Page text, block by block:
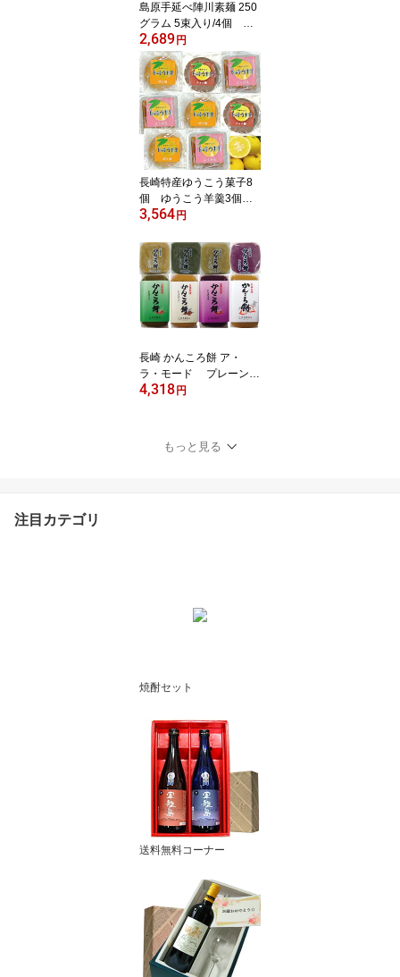
島原手延べ陣川素麺 250
グラム 5束入り/4個 ギ
フトにも! 非常食 注文
が殺到しておりお届けに
日にちがかかっておりま
す メール便（ポスト投
函）でのお届けのためク
ール便・代引き・日時指
定できません他の商品と
同梱できません
2,689 円
長崎特産ゆうこう菓子8
個 ゆうこう羊羹3個・
ゆうこうチョコ饅2個・
橘の香りさわやか他では
味わえない和菓子 メー
ル便 ギフト オプショ
ンで包装を選んでくださ
い
3,564 円
長崎 かんころ餅 ア・
ラ・モード プレーン・
よもぎ・むらさき芋・い
便 ネコポス便(ポスト投
函) 常温
4,318 円
もっと見る
注目カテゴリ
焼酎セット
送料無料コーナー